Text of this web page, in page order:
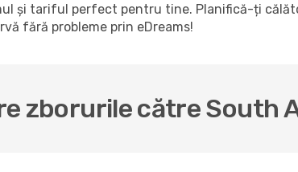
și tariful perfect pentru tine. Planifică-ți
fără probleme prin eDreams!
zborurile către South